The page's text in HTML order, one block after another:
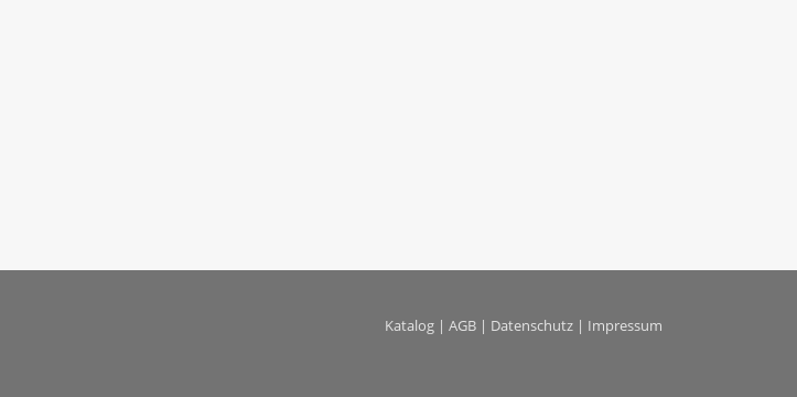
Katalog | AGB | Datenschutz | Impressum